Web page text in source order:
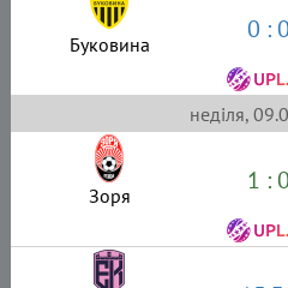
Буковина 0 : 0
неділя,
Зоря 1 : 0